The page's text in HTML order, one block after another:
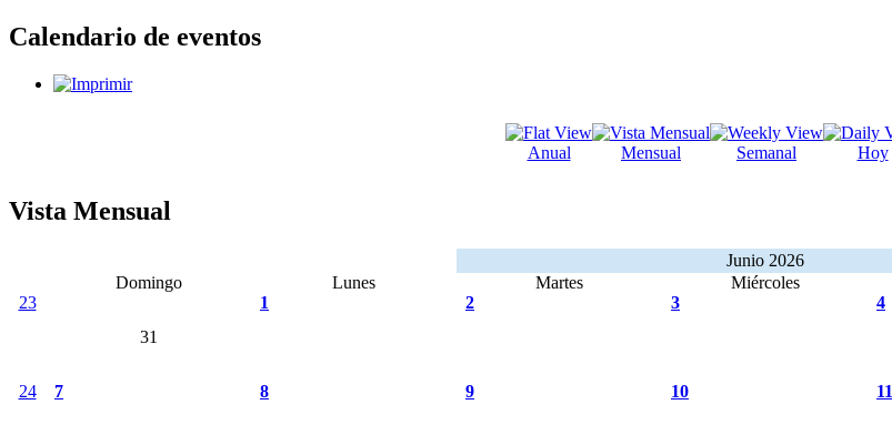
Calendario de eventos
Anual Mensual Semanal Hoy
Vista Mensual
Junio 2026
Domingo
Lunes Martes Miércoles
23
31
1 2 3 4
24 7 8 9 10 11